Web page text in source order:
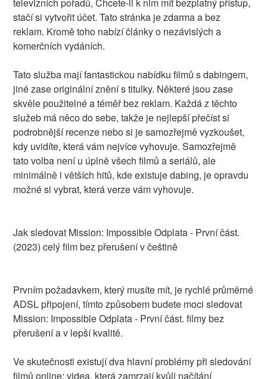
stačí si vytvořit účet. Tato stránka je zdarma a bez
reklam. Kromě toho nabízí články o nezávislých a
komerčních vydáních.
Tato služba mají fantastickou nabídku filmů s dabingem,
jiné zase originální znění s titulky. Některé jsou zase
skvěle použitelné a téměř bez reklam. Každá z těchto
služeb má něco do sebe, takže je nejlepší přečíst si
podrobnější recenze nebo si je samozřejmě vyzkoušet,
kdy uvidíte, která vám nejvíce vyhovuje. Samozřejmě
tato volba není u úplně všech filmů a seriálů, ale
minimálně i větších hitů, kde existuje dabing, je opravdu
možné si vybrat, která verze vám vyhovuje.
Jak sledovat Mission: Impossible Odplata - První část.
(2023) celý film bez přerušení v češtině
Prvním požadavkem, který musíte mít, je rychlé průměrné
ADSL připojení, tímto způsobem budete moci sledovat
Mission: Impossible Odplata - První část. filmy bez
přerušení a v lepší kvalitě.
Ve skutečnosti existují dva hlavní problémy při sledování
filmů online: videa, která zamrzají kvůli načítání